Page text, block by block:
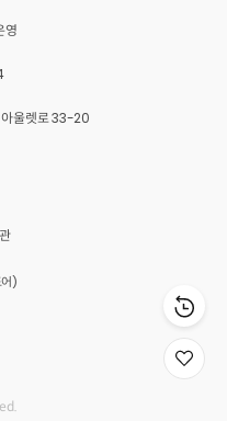
영
아울렛로 33-20
)
위
시